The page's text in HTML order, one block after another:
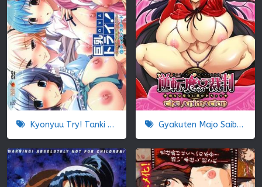
Kyonyuu Try! Tanki Shuuchuu Chichi Momi Lesson Gyakuten Majo Saiban: Chijo na Majo ni Sabakarechau